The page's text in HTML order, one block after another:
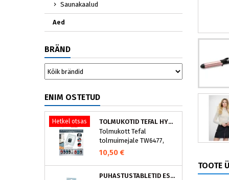
Saunakaalud
Aed
BRÄND
ENIM OSTETUD
Hetkel otsas
TOLMUKOTID TEFAL HYGIENE+ ZR200540 (4 TK)
Tolmukott Tefal
tolmuimejale TW6477,
TW6886..
10,50 €
PUHASTUSTABLETID ESPRESSOMASINALE, NIVONA 390701200
TOOTE